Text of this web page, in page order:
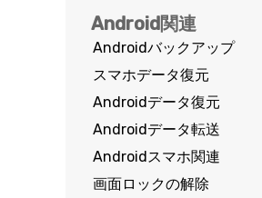
Android関連
Androidバックアップ
スマホデータ復元
Androidデータ復元
Androidデータ転送
Androidスマホ関連
画面ロックの解除